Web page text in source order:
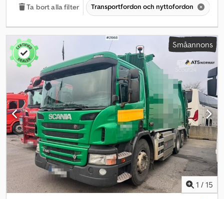
Ta bort alla filter Transportfordon och nyttofordon
Småannons
1 / 15